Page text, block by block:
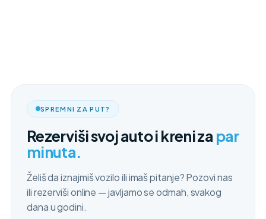
SPREMNI ZA PUT?
Rezerviši svoj auto i kreni za par
minuta.
Želiš da iznajmiš vozilo ili imaš pitanje? Pozovi nas
ili rezerviši online — javljamo se odmah, svakog
dana u godini.